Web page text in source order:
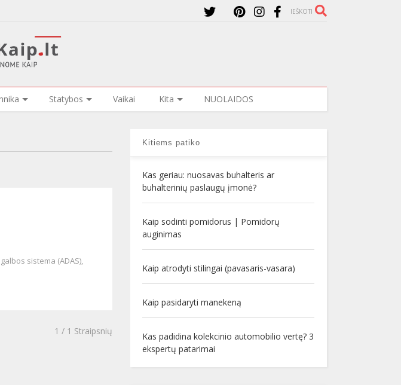
IEŠKOTI
Statybos Vaikai Kita NUOLAIDOS
sistema (ADAS),
1 / 1 Straipsnių
Kitiems patiko
Kas geriau: nuosavas buhalteris ar
buhalterinių paslaugų įmonė?
Kaip sodinti pomidorus | Pomidorų
auginimas
Kaip atrodyti stilingai (pavasaris-vasara)
Kaip pasidaryti manekeną
Kas padidina kolekcinio automobilio vertę? 3
ekspertų patarimai